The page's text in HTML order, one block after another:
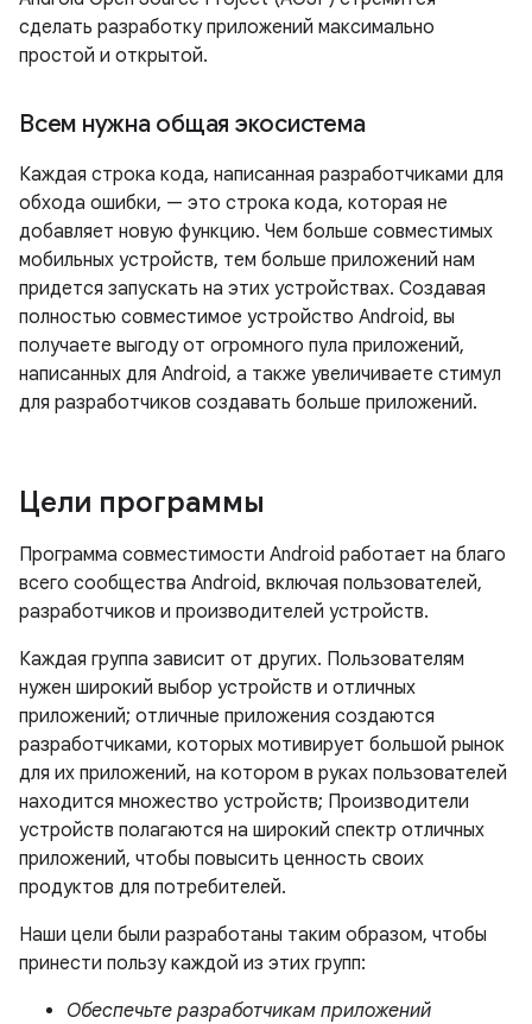
сделать разработку приложений максимально
простой и открытой.
Всем нужна общая экосистема
Каждая строка кода, написанная разработчиками для
обхода ошибки, — это строка кода, которая не
добавляет новую функцию. Чем больше совместимых
мобильных устройств, тем больше приложений нам
придется запускать на этих устройствах. Создавая
полностью совместимое устройство Android, вы
получаете выгоду от огромного пула приложений,
написанных для Android, а также увеличиваете стимул
для разработчиков создавать больше приложений.
Цели программы
Программа совместимости Android работает на благо
всего сообщества Android, включая пользователей,
разработчиков и производителей устройств.
Каждая группа зависит от других. Пользователям
нужен широкий выбор устройств и отличных
приложений; отличные приложения создаются
разработчиками, которых мотивирует большой рынок
для их приложений, на котором в руках пользователей
находится множество устройств; Производители
устройств полагаются на широкий спектр отличных
приложений, чтобы повысить ценность своих
продуктов для потребителей.
Наши цели были разработаны таким образом, чтобы
принести пользу каждой из этих групп:
Обеспечьте разработчикам приложений